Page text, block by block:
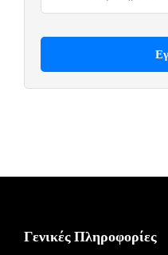
Γενικές Πληροφορίες